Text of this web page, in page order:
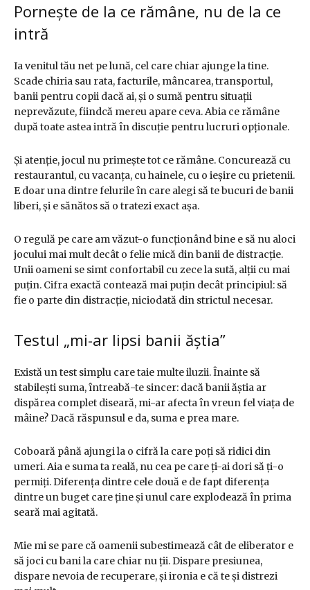
Pornește de la ce rămâne, nu de la ce
intră
Ia venitul tău net pe lună, cel care chiar ajunge la tine.
Scade chiria sau rata, facturile, mâncarea, transportul,
banii pentru copii dacă ai, și o sumă pentru situații
neprevăzute, fiindcă mereu apare ceva. Abia ce rămâne
după toate astea intră în discuție pentru lucruri opționale.
Și atenție, jocul nu primește tot ce rămâne. Concurează cu
restaurantul, cu vacanța, cu hainele, cu o ieșire cu prietenii.
E doar una dintre felurile în care alegi să te bucuri de banii
liberi, și e sănătos să o tratezi exact așa.
O regulă pe care am văzut-o funcționând bine e să nu aloci
jocului mai mult decât o felie mică din banii de distracție.
Unii oameni se simt confortabil cu zece la sută, alții cu mai
puțin. Cifra exactă contează mai puțin decât principiul: să
fie o parte din distracție, niciodată din strictul necesar.
Testul „mi-ar lipsi banii ăștia”
Există un test simplu care taie multe iluzii. Înainte să
stabilești suma, întreabă-te sincer: dacă banii ăștia ar
dispărea complet diseară, mi-ar afecta în vreun fel viața de
mâine? Dacă răspunsul e da, suma e prea mare.
Coboară până ajungi la o cifră la care poți să ridici din
umeri. Aia e suma ta reală, nu cea pe care ți-ai dori să ți-o
permiți. Diferența dintre cele două e de fapt diferența
dintre un buget care ține și unul care explodează în prima
seară mai agitată.
Mie mi se pare că oamenii subestimează cât de eliberator e
să joci cu bani la care chiar nu ții. Dispare presiunea,
dispare nevoia de recuperare, și ironia e că te și distrezi